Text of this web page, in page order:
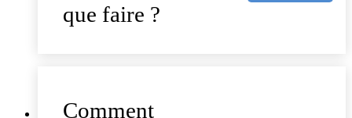
que faire ?
Comment